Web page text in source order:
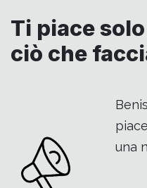
Ti piace
ciò che
una